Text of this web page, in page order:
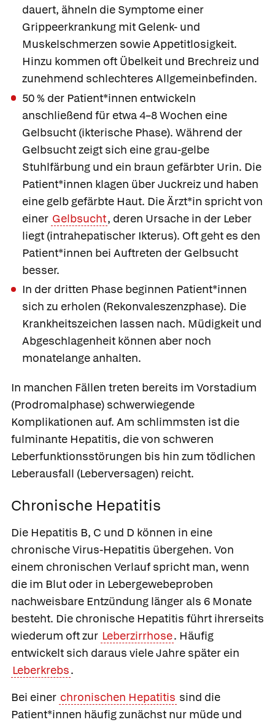
dauert, ähneln die Symptome einer
Grippeerkrankung mit Gelenk- und
Muskelschmerzen sowie Appetitlosigkeit.
Hinzu kommen oft Übelkeit und Brechreiz und
zunehmend schlechteres Allgemeinbefinden.
50 % der Patient*innen entwickeln
anschließend für etwa 4–8 Wochen eine
Gelbsucht (ikterische Phase). Während der
Gelbsucht zeigt sich eine grau-gelbe
Stuhlfärbung und ein braun gefärbter Urin. Die
Patient*innen klagen über Juckreiz und haben
eine gelb gefärbte Haut. Die Ärzt*in spricht von
einer Gelbsucht, deren Ursache in der Leber
liegt (intrahepatischer Ikterus). Oft geht es den
Patient*innen bei Auftreten der Gelbsucht
besser.
In der dritten Phase beginnen Patient*innen
sich zu erholen (Rekonvaleszenzphase). Die
Krankheitszeichen lassen nach. Müdigkeit und
Abgeschlagenheit können aber noch
monatelange anhalten.
In manchen Fällen treten bereits im Vorstadium
(Prodromalphase) schwerwiegende
Komplikationen auf. Am schlimmsten ist die
fulminante Hepatitis, die von schweren
Leberfunktionsstörungen bis hin zum tödlichen
Leberausfall (Leberversagen) reicht.
Chronische Hepatitis
Die Hepatitis B, C und D können in eine
chronische Virus-Hepatitis übergehen. Von
einem chronischen Verlauf spricht man, wenn
die im Blut oder in Lebergewebeproben
nachweisbare Entzündung länger als 6 Monate
besteht. Die chronische Hepatitis führt ihrerseits
wiederum oft zur Leberzirrhose. Häufig
entwickelt sich daraus viele Jahre später ein
Leberkrebs.
Bei einer chronischen Hepatitis sind die
Patient*innen häufig zunächst nur müde und